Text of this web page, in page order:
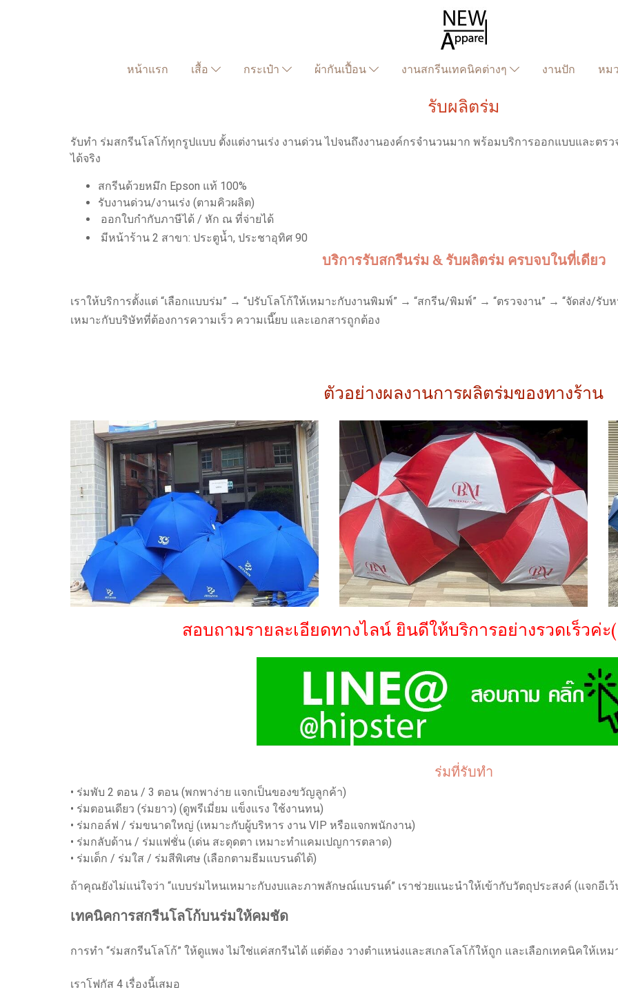
หน้าแรก เสื้อ กระเป๋า ผ้ากันเปื้อน งานสกรีนเทคนิคต่างๆ งานปัก หม
รับผลิตร่ม
รับทำ ร่มสกรีนโลโก้ทุกรูปแบบ ตั้งแต่งานเร่ง งานด่วน ไปจนถึงงานองค์กรจำนวนมาก พร้อมบริการออกแบบและตร
ได้จริง
สกรีนด้วยหมึก Epson แท้ 100%
รับงานด่วน/งานเร่ง (ตามคิวผลิต)
ออกใบกำกับภาษีได้ / หัก ณ ที่จ่ายได้
มีหน้าร้าน 2 สาขา: ประตูน้ำ, ประชาอุทิศ 90
บริการรับสกรีนร่ม & รับผลิตร่ม ครบจบในที่เดียว
เราให้บริการตั้งแต่ “เลือกแบบร่ม” → “ปรับโลโก้ให้เหมาะกับงานพิมพ์” → “สกรีน/พิมพ์” → “ตรวจงาน” → “จัดส่ง/รับ
เหมาะกับบริษัทที่ต้องการความเร็ว ความเนี๊ยบ และเอกสารถูกต้อง
ตัวอย่างผลงานการผลิตร่มของทางร้าน
สอบถามรายละเอียดทางไลน์ ยินดีให้บริการอย่างรวดเร็วค่
ร่มที่รับทำ
• ร่มพับ 2 ตอน / 3 ตอน (พกพาง่าย แจกเป็นของขวัญลูกค้า)
• ร่มตอนเดียว (ร่มยาว) (ดูพรีเมี่ยม แข็งแรง ใช้งานทน)
• ร่มกอล์ฟ / ร่มขนาดใหญ่ (เหมาะกับผู้บริหาร งาน VIP หรือแจกพนักงาน)
• ร่มกลับด้าน / ร่มแฟชั่น (เด่น สะดุดตา เหมาะทำแคมเปญการตลาด)
• ร่มเด็ก / ร่มใส / ร่มสีพิเศษ (เลือกตามธีมแบรนด์ได้)
ถ้าคุณยังไม่แน่ใจว่า “แบบร่มไหนเหมาะกับงบและภาพลักษณ์แบรนด์” เราช่วยแนะนำให้เข้ากับวัตถุประสงค์ (แจกอีเ
เทคนิคการสกรีนโลโก้บนร่มให้คมชัด
การทำ “ร่มสกรีนโลโก้” ให้ดูแพง ไม่ใช่แค่สกรีนได้ แต่ต้อง วางตำแหน่งและสเกลโลโก้ให้ถูก และเลือกเทคนิคให้เหม
เราโฟกัส 4 เรื่องนี้เสมอ